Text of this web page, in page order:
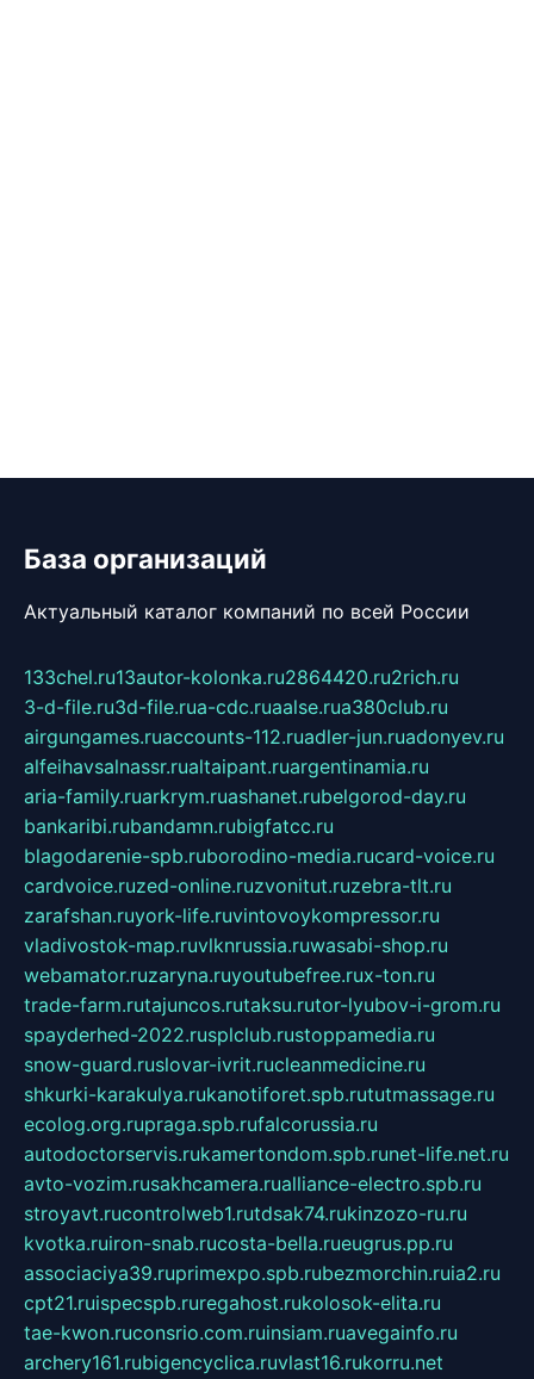
База организаций
Актуальный каталог компаний по всей России
133chel.ru13autor-kolonka.ru2864420.ru2rich.ru
3-d-file.ru3d-file.rua-cdc.ruaalse.rua380club.ru
airgungames.ruaccounts-112.ruadler-jun.ruadonyev.ru
alfeihavsalnassr.rualtaipant.ruargentinamia.ru
aria-family.ruarkrym.ruashanet.rubelgorod-day.ru
bankaribi.rubandamn.rubigfatcc.ru
blagodarenie-spb.ruborodino-media.rucard-voice.ru
cardvoice.ruzed-online.ruzvonitut.ruzebra-tlt.ru
zarafshan.ruyork-life.ruvintovoykompressor.ru
vladivostok-map.ruvlknrussia.ruwasabi-shop.ru
webamator.ruzaryna.ruyoutubefree.rux-ton.ru
trade-farm.rutajuncos.rutaksu.rutor-lyubov-i-grom.ru
spayderhed-2022.rusplclub.rustoppamedia.ru
snow-guard.ruslovar-ivrit.rucleanmedicine.ru
shkurki-karakulya.rukanotiforet.spb.rututmassage.ru
ecolog.org.rupraga.spb.rufalcorussia.ru
autodoctorservis.rukamertondom.spb.runet-life.net.ru
avto-vozim.rusakhcamera.rualliance-electro.spb.ru
stroyavt.rucontrolweb1.rutdsak74.rukinzozo-ru.ru
kvotka.ruiron-snab.rucosta-bella.rueugrus.pp.ru
associaciya39.ruprimexpo.spb.rubezmorchin.ruia2.ru
cpt21.ruispecspb.ruregahost.rukolosok-elita.ru
tae-kwon.ruconsrio.com.ruinsiam.ruavegainfo.ru
archery161.rubigencyclica.ruvlast16.rukorru.net